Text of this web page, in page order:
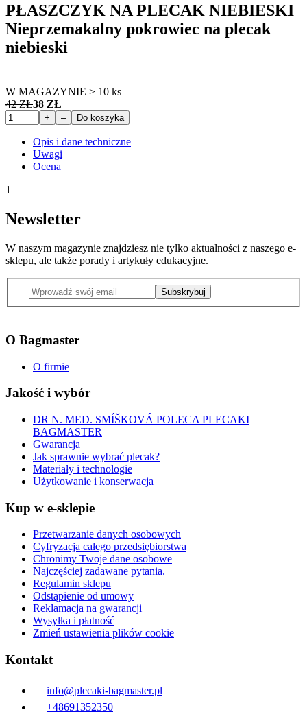
PŁASZCZYK NA PLECAK NIEBIESKI
Nieprzemakalny pokrowiec na plecak
niebieski
W MAGAZYNIE > 10 ks
42 ZŁ38 ZŁ
+ – Do koszyka
Opis i dane techniczne
Uwagi
Ocena
1
Newsletter
W naszym magazynie znajdziesz nie tylko aktualności z naszego e-
sklepu, ale także porady i artykuły edukacyjne.
Subskrybuj
O Bagmaster
O firmie
Jakość i wybór
DR N. MED. SMÍŠKOVÁ POLECA PLECAKI
BAGMASTER
Gwarancja
Jak sprawnie wybrać plecak?
Materiały i technologie
Użytkowanie i konserwacja
Kup w e-sklepie
Przetwarzanie danych osobowych
Cyfryzacja całego przedsiębiorstwa
Chronimy Twoje dane osobowe
Najczęściej zadawane pytania.
Regulamin sklepu
Odstąpienie od umowy
Reklamacja na gwarancji
Wysyłka i płatność
Zmień ustawienia plików cookie
Kontakt
info@plecaki-bagmaster.pl
+48691352350